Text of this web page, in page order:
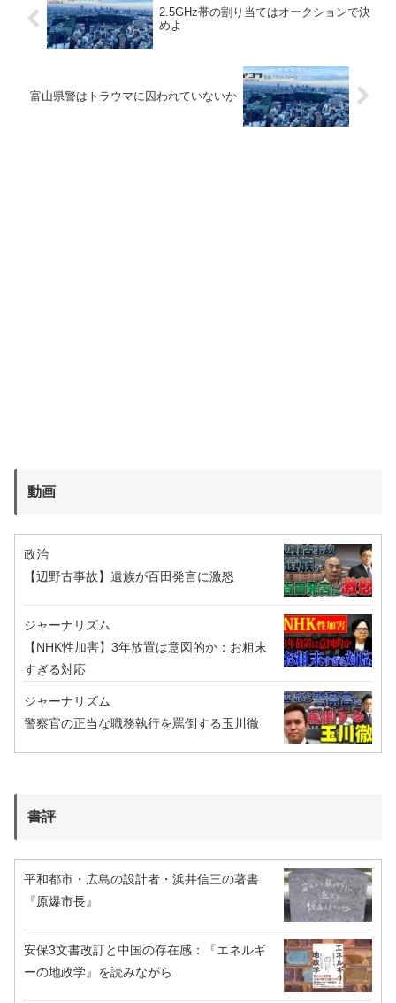
2.5GHz帯の割り当てはオークションで決
めよ
富山県警はトラウマに囚われていないか
動画
政治
【辺野古事故】遺族が百田発言に激怒
ジャーナリズム
【NHK性加害】3年放置は意図的か：お粗末
すぎる対応
ジャーナリズム
警察官の正当な職務執行を罵倒する玉川徹
書評
平和都市・広島の設計者・浜井信三の著書
『原爆市長』
安保3文書改訂と中国の存在感：『エネルギ
ーの地政学』を読みながら